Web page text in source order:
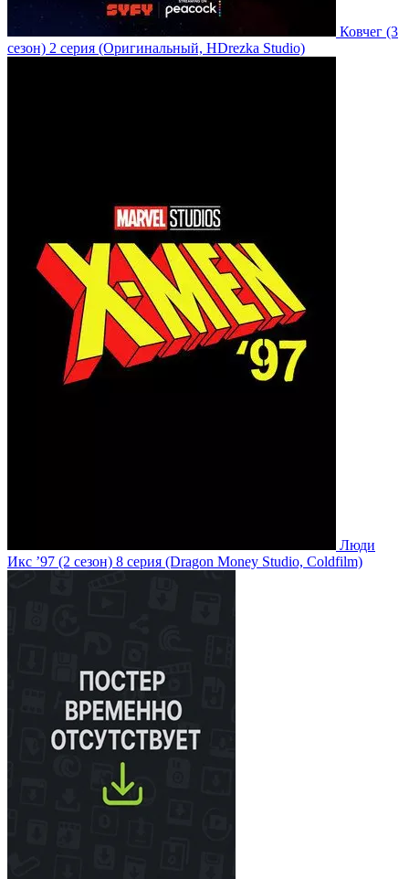
Ковчег (3
сезон) 2 серия (Оригинальный, HDrezka Studio)
Люди
Икс ’97 (2 сезон) 8 серия (Dragon Money Studio, Coldfilm)